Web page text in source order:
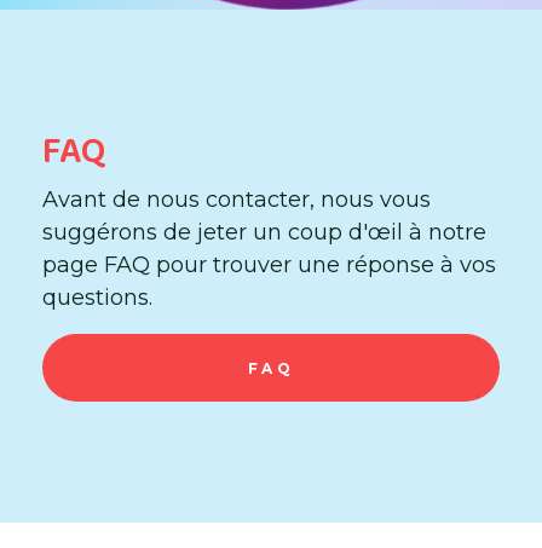
FAQ
Avant de nous contacter, nous vous
suggérons de jeter un coup d'œil à notre
page FAQ pour trouver une réponse à vos
questions.
FAQ